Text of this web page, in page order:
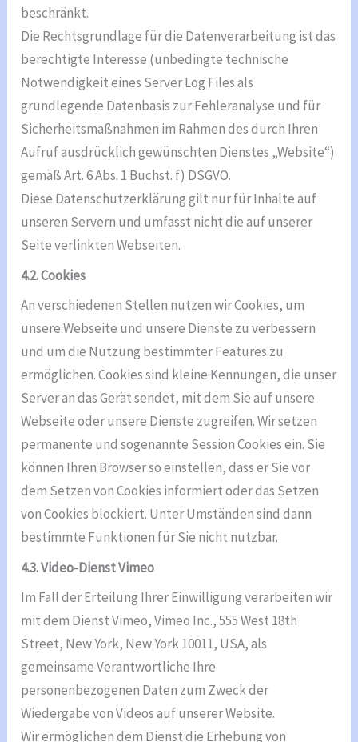
beschränkt.
Die Rechtsgrundlage für die Datenverarbeitung ist das
berechtigte Interesse (unbedingte technische
Notwendigkeit eines Server Log Files als
grundlegende Datenbasis zur Fehleranalyse und für
Sicherheitsmaßnahmen im Rahmen des durch Ihren
Aufruf ausdrücklich gewünschten Dienstes „Website“)
gemäß Art. 6 Abs. 1 Buchst. f) DSGVO.
Diese Datenschutzerklärung gilt nur für Inhalte auf
unseren Servern und umfasst nicht die auf unserer
Seite verlinkten Webseiten.
4.2. Cookies
An verschiedenen Stellen nutzen wir Cookies, um
unsere Webseite und unsere Dienste zu verbessern
und um die Nutzung bestimmter Features zu
ermöglichen. Cookies sind kleine Kennungen, die unser
Server an das Gerät sendet, mit dem Sie auf unsere
Webseite oder unsere Dienste zugreifen. Wir setzen
permanente und sogenannte Session Cookies ein. Sie
können Ihren Browser so einstellen, dass er Sie vor
dem Setzen von Cookies informiert oder das Setzen
von Cookies blockiert. Unter Umständen sind dann
bestimmte Funktionen für Sie nicht nutzbar.
4.3. Video-Dienst Vimeo
Im Fall der Erteilung Ihrer Einwilligung verarbeiten wir
mit dem Dienst Vimeo, Vimeo Inc., 555 West 18th
Street, New York, New York 10011, USA, als
gemeinsame Verantwortliche Ihre
personenbezogenen Daten zum Zweck der
Wiedergabe von Videos auf unserer Website.
Wir ermöglichen dem Dienst die Erhebung von